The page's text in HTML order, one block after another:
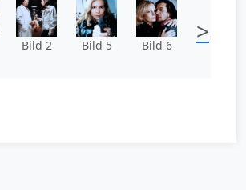
Bild 2 Bild 5 Bild 6 >